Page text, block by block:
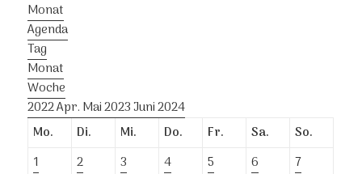
Monat
Agenda
Tag
Monat
Woche
2022Apr. Mai 2023Juni2024
Mo.
Di. Mi. Do. Fr. Sa.
So.
1
2 3 4 5 6
7